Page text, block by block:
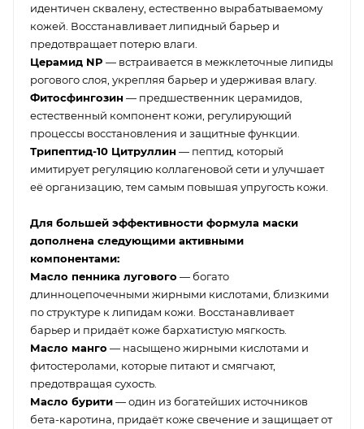
идентичен сквалену, естественно вырабатываемому
кожей. Восстанавливает липидный барьер и
предотвращает потерю влаги.
Церамид NP — встраивается в межклеточные липиды
рогового слоя, укрепляя барьер и удерживая влагу.
Фитосфингозин — предшественник церамидов,
естественный компонент кожи, регулирующий
процессы восстановления и защитные функции.
Трипептид-10 Цитруллин — пептид, который
имитирует регуляцию коллагеновой сети и улучшает
её организацию, тем самым повышая упругость кожи.
Для большей эффективности формула маски
дополнена следующими активными
компонентами:
Масло пенника лугового — богато
длинноцепочечными жирными кислотами, близкими
по структуре к липидам кожи. Восстанавливает
барьер и придаёт коже бархатистую мягкость.
Масло манго — насыщено жирными кислотами и
фитостеролами, которые питают и смягчают,
предотвращая сухость.
Масло бурити— один из богатейших источников
бета-каротина, придаёт коже свечение и защищает от